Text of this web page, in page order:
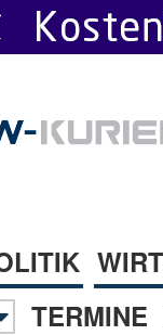
TERMINE